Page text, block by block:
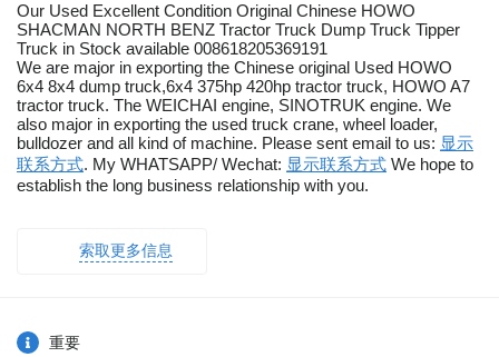
Our Used Excellent Condition Original Chinese HOWO
SHACMAN NORTH BENZ Tractor Truck Dump Truck Tipper
Truck in Stock available 008618205369191
We are major in exporting the Chinese original Used HOWO
6x4 8x4 dump truck,6x4 375hp 420hp tractor truck, HOWO A7
tractor truck. The WEICHAI engine, SINOTRUK engine. We
also major in exporting the used truck crane, wheel loader,
bulldozer and all kind of machine. Please sent email to us: 显示
联系方式. My WHATSAPP/ Wechat: 显示联系方式 We hope to
establish the long business relationship with you.
索取更多信息
重要